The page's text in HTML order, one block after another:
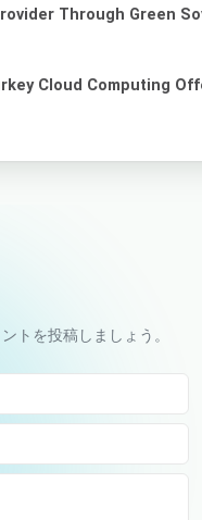
Through Green
Cloud Computing
トを投稿しましょう。